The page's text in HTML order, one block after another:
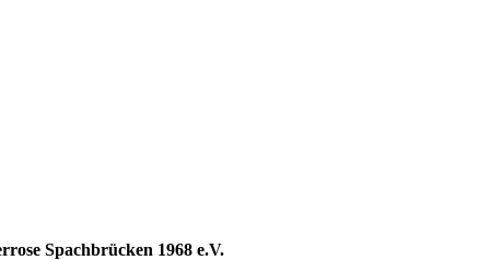
Spachbrücken 1968 e.V.